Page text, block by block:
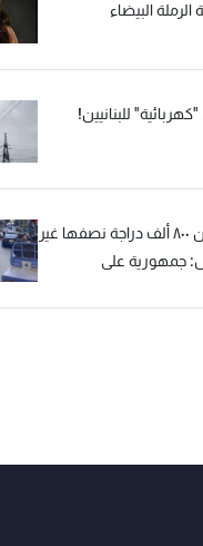
البيضاء
للبنانيين!
أكثر من ٨٠٠ ألف دراجة نصفها غير
جمهورية على